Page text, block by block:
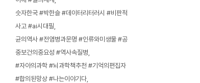
숫자한국 #박한슬 #데이터리터러시 #비판적
사고 #ai시대필
균의역사 #전염병과문명 #인류와미생물 #공
중보건의중요성 #역사속질병
#자아의과학 #뇌과학책추천 #기억의편집자
#합의된망상 #나는이야기다